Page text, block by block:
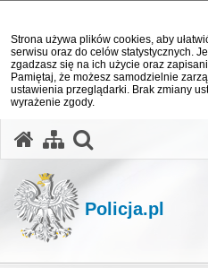
Strona używa plików cookies, aby
serwisu oraz do celów statystycznych.
zgadzasz się na ich użycie oraz
Pamiętaj, że możesz samodzielnie
ustawienia przeglądarki. Brak zmiany
wyrażenie zgody.
Policja.pl